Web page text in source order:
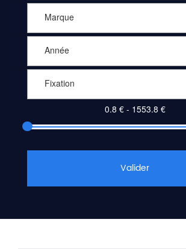
Marque
Année
Fixation
Valider